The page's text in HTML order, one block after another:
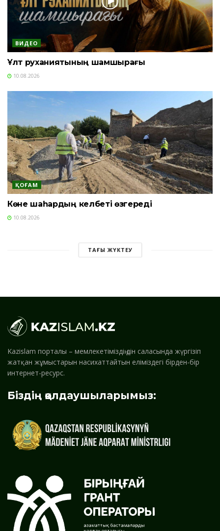
ВИДЕО
Ұлт руханиятының шамшырағы
10.08.2026
ҚОҒАМ
Көне шаһардың келбеті өзгереді
10.08.2026
ТАҒЫ ЖҮКТЕУ
Kazislam порталы – мемлекетіміздің дін саласында жүргізіп
жатқан жұмыстарын насихаттайтын еліміздегі бірден-бір
интернет-ресурс.
Біздің қолдаушыларымыз: